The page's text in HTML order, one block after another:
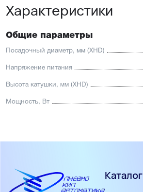
Характеристики
Общие параметры
Посадочный диаметр, мм (XHD)
Напряжение питания
Высота катушки, мм (XHD)
Мощность, Вт
Каталог